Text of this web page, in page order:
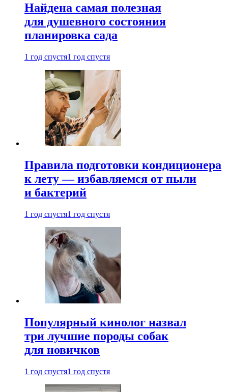
Найдена самая полезная
для душевного состояния
планировка сада
1 год спустя1 год спустя
Правила подготовки кондиционера
к лету — избавляемся от пыли
и бактерий
1 год спустя1 год спустя
Популярный кинолог назвал
три лучшие породы собак
для новичков
1 год спустя1 год спустя